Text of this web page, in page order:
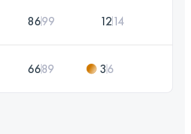
8699 1214
6689 36